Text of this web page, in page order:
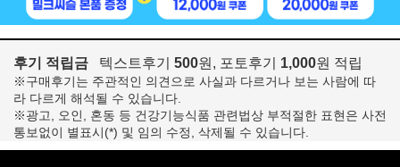
후기 적립금 텍스트후기 500원, 포토후기 1,000원 적립
※구매후기는 주관적인 의견으로 사실과 다르거나 보는 사람에 따
라 다르게 해석될 수 있습니다.
※광고, 오인, 혼동 등 건강기능식품 관련법상 부적절한 표현은 사전
통보없이 별표시(*) 및 임의 수정, 삭제될 수 있습니다.